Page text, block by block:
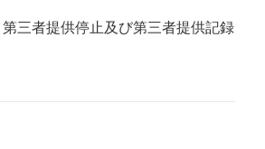
三者提供停止及び第三者提供記録